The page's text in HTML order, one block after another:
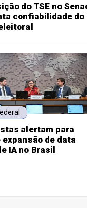
do TSE no
confiabilidade do
alertam para
de data
IA no Brasil